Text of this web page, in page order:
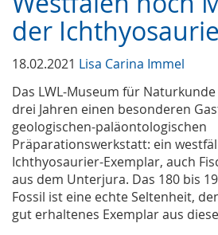
der
18.02.2021 Lisa Carina Immel
Das LWL-Museum für
drei Jahren einen besonderen
geologischen-paläontologischen
Präparationswerkstatt: ein
Ichthyosaurier-Exemplar, auch
aus dem Unterjura. Das 180 bis
Fossil ist eine echte Seltenheit,
gut erhaltenes Exemplar aus